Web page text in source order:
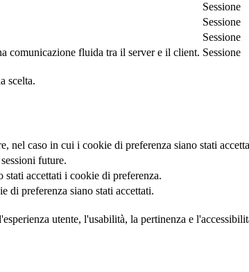
Sessione
Sessione
Sessione
comunicazione fluida tra il server e il client. Sessione
scelta.
nel caso in cui i cookie di preferenza siano stati
future.
stati accettati i cookie di preferenza.
di preferenza siano stati accettati.
utente, l'usabilità, la pertinenza e